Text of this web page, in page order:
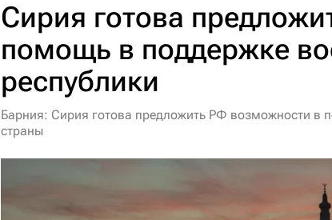
Сирия готова
помощь в поддержке
республики
Барния: Сирия готова предложить РФ возможности в
страны